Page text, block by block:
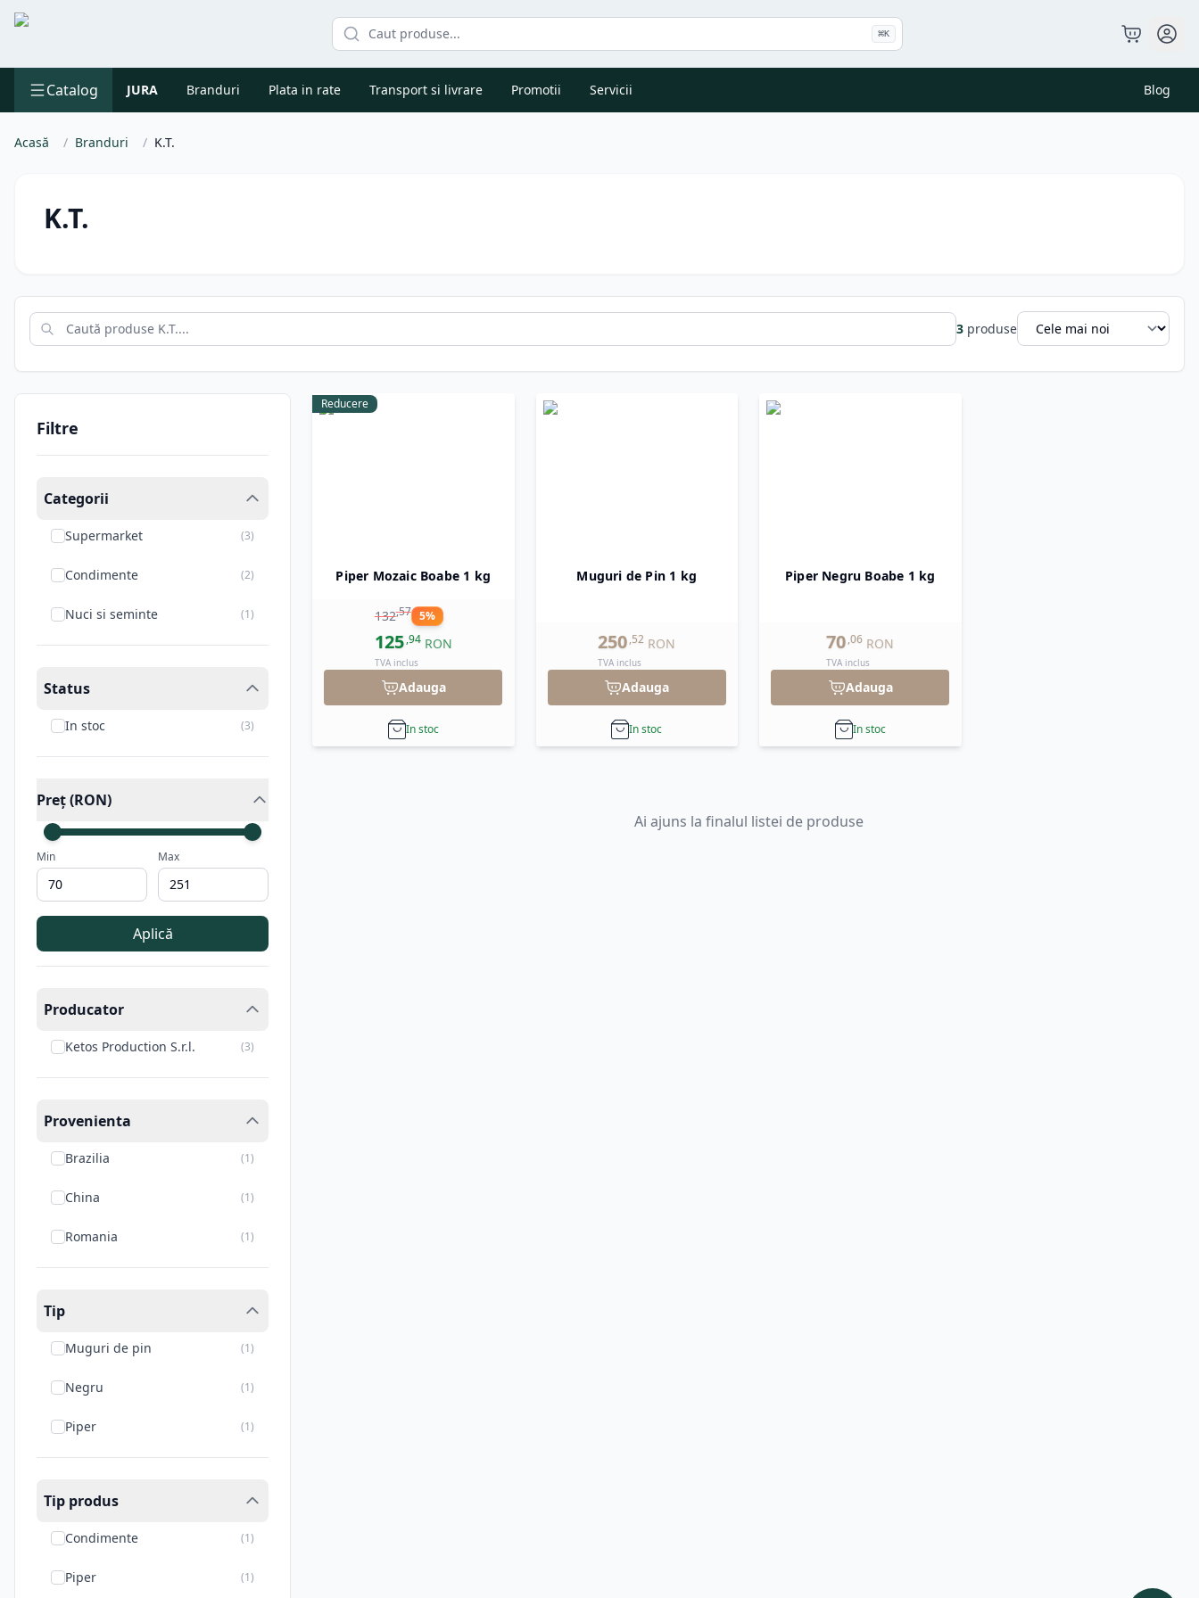
⌘K
Catalog JURA Branduri Plata in rate Transport si livrare Promotii Servicii Blog
Acasă / Branduri / K.T.
K.T.
3 produse
Filtre
Categorii
Supermarket (3)
Condimente (2)
Nuci si seminte (1)
Status
In stoc (3)
Preț (RON)
Min Max
Aplică
Producator
Ketos Production S.r.l. (3)
Provenienta
Brazilia (1)
China (1)
Romania (1)
Tip
Muguri de pin (1)
Negru (1)
Piper (1)
Tip produs
Condimente (1)
Piper (1)
Reducere
Piper Mozaic Boabe 1 kg
132,57 5%
125,94 RON
TVA inclus
Adauga
In stoc
Muguri de Pin 1 kg
250,52 RON
TVA inclus
Adauga
In stoc
Piper Negru Boabe 1 kg
70,06 RON
TVA inclus
Adauga
In stoc
Ai ajuns la finalul listei de produse